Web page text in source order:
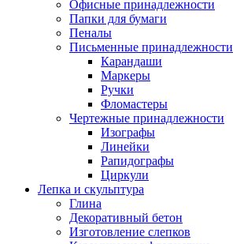
Офисные принадлежности
Папки для бумаги
Пеналы
Письменные принадлежности
Карандаши
Маркеры
Ручки
Фломастеры
Чертежные принадлежности
Изографы
Линейки
Рапидографы
Циркули
Лепка и скульптура
Глина
Декоративный бетон
Изготовление слепков